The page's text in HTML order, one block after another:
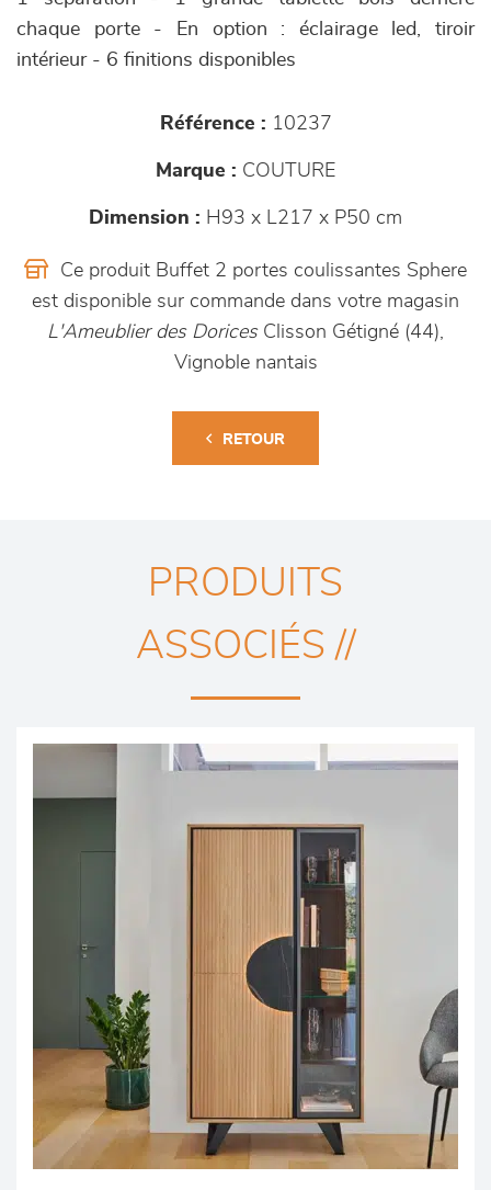
chaque porte - En option : éclairage led, tiroir
intérieur - 6 finitions disponibles
Référence : 10237
Marque : COUTURE
Dimension : H93 x L217 x P50 cm
Ce produit Buffet 2 portes coulissantes Sphere
est disponible sur commande dans votre magasin
L'Ameublier des DoricesClisson Gétigné (44),
Vignoble nantais
RETOUR
PRODUITS
ASSOCIÉS //